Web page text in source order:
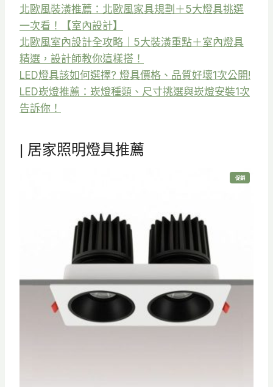
北歐風裝潢推薦：北歐風家具規劃＋5大燈具挑選
一次看！【室內設計】
北歐風室內設計全攻略｜5大裝潢重點＋室內燈具
精選，設計師教你這樣搭！
LED燈具該如何選擇? 燈具價格、品質好壞1次公開!
LED崁燈推薦：崁燈種類、尺寸挑選與崁燈安裝1次
告訴你！
| 居家照明燈具推薦
促銷特
價